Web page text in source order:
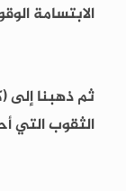
الابتسامة
ثم ذهبنا إلى
الثقوب التي